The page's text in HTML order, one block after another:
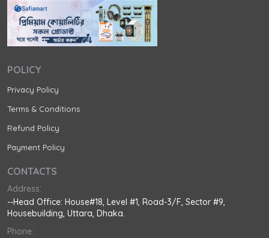
POLICY
Privacy Policy
Terms & Conditions
Refund Policy
Payment Policy
CONTACTS
Address:
--Head Office: House#18, Level #1, Road-3/F, Sector #9,
Housebuilding, Uttara, Dhaka.
Phone: